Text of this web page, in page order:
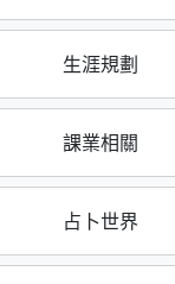
生涯規劃
課業相關
占卜世界